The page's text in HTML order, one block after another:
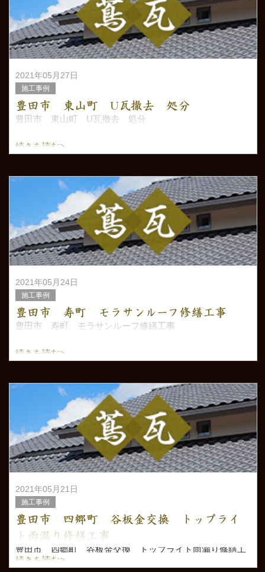
2021年05月27日
施工事例
豊田市 東山町 U瓦撤去 処分
豊田市 東山町 U瓦撤去 処分
続きを読む>
2021年05月24日
施工事例
豊田市 寿町 モラサンルーフ修繕工事
豊田市 寿町 モラサンルーフ修繕工事
続きを読む>
2021年05月21日
施工事例
豊田市 四郷町 谷板金交換 トップライ
ト雨漏り修繕工事
豊田市 四郷町 谷板金交換 トップライト雨漏り修繕工
事
続きを読む>